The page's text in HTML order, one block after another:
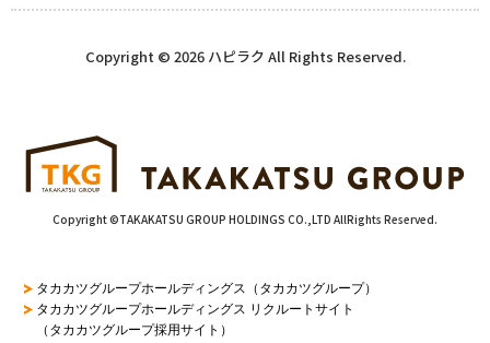
Copyright © 2026 ハピラク All Rights Reserved.
Copyright ©TAKAKATSU GROUP HOLDINGS CO.,LTD AllRights Reserved.
タカカツグループホールディングス（タカカツグループ）
タカカツグループホールディングス リクルートサイト
（タカカツグループ採用サイト）